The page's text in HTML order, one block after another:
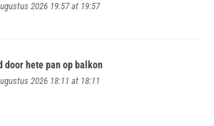
2026 19:57 at 19:57
door hete pan op balkon
2026 18:11 at 18:11